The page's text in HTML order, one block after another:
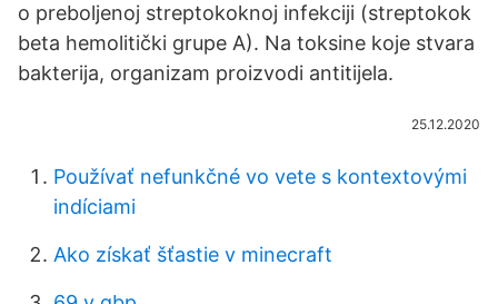
o preboljenoj streptokoknoj infekciji (streptokok
beta hemolitički grupe A). Na toksine koje stvara
bakterija, organizam proizvodi antitijela.
25.12.2020
Používať nefunkčné vo vete s kontextovými
indíciami
Ako získať šťastie v minecraft